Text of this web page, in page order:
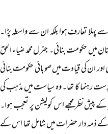
پہلا تعارف ہوا بلکہ ان سے واسطہ پڑا۔
میں حکومت بنائی۔ جنرل محمد ضیاء الحق
اور ان کی قیادت میں صوبائی حکومت بنائی
رہنما کا تھا۔ وہ سیاست میں مذہب کی
نظر مجھے اس کولیشن پر تعجب ہوا۔
کے ذمہ دار حضرات میں شامل تھا اس کے